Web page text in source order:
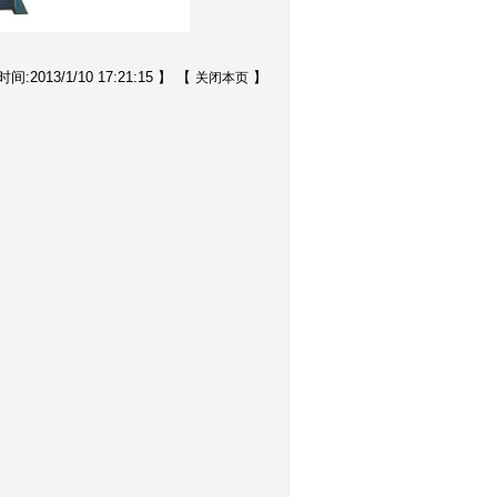
间:2013/1/10 17:21:15 】 【 关闭本页 】